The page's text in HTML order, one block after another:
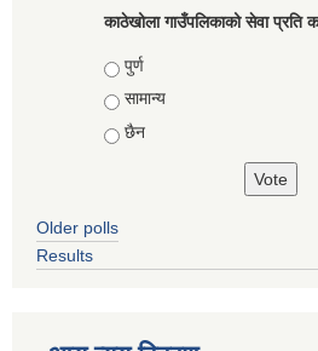
काठेखोला गाउँपलिकाको सेवा प्रति
Choices
पुर्ण
सामान्य
छैन
Older polls
Results